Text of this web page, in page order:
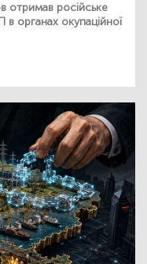
отримав російське
органах окупаційної